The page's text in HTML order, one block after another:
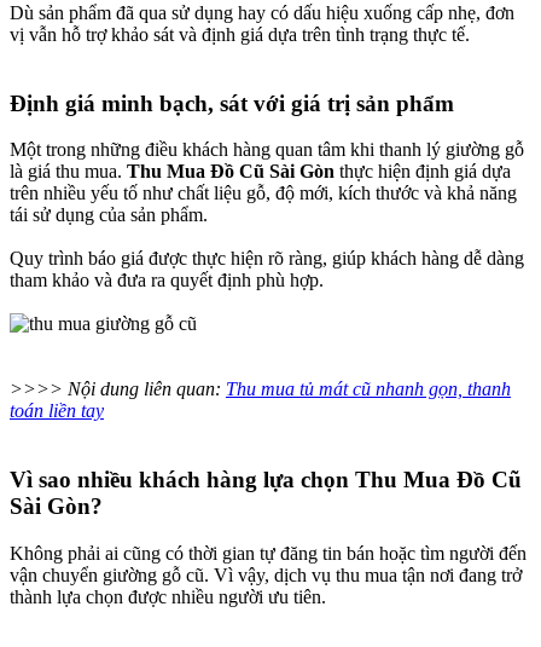
Dù sản phẩm đã qua sử dụng hay có dấu hiệu xuống cấp nhẹ, đơn
vị vẫn hỗ trợ khảo sát và định giá dựa trên tình trạng thực tế.
Định giá minh bạch, sát với giá trị sản phẩm​
Một trong những điều khách hàng quan tâm khi thanh lý giường gỗ
là giá thu mua. Thu Mua Đồ Cũ Sài Gòn thực hiện định giá dựa
trên nhiều yếu tố như chất liệu gỗ, độ mới, kích thước và khả năng
tái sử dụng của sản phẩm.
Quy trình báo giá được thực hiện rõ ràng, giúp khách hàng dễ dàng
tham khảo và đưa ra quyết định phù hợp.
>>>> Nội dung liên quan: Thu mua tủ mát cũ nhanh gọn, thanh
toán liền tay
Vì sao nhiều khách hàng lựa chọn Thu Mua Đồ Cũ
Sài Gòn?​
Không phải ai cũng có thời gian tự đăng tin bán hoặc tìm người đến
vận chuyển giường gỗ cũ. Vì vậy, dịch vụ thu mua tận nơi đang trở
thành lựa chọn được nhiều người ưu tiên.